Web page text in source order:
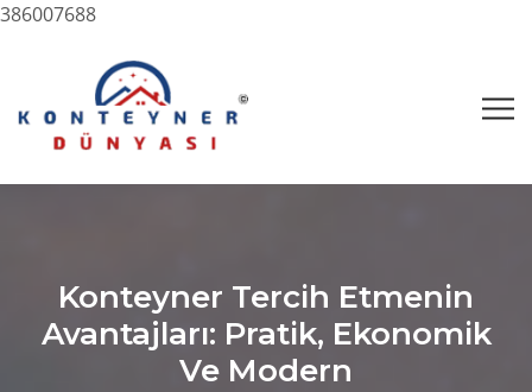
386007688
Konteyner Tercih Etmenin
Avantajları: Pratik, Ekonomik
Ve Modern